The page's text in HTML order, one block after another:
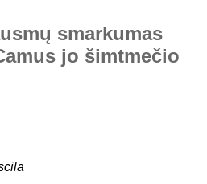
smarkumas
jo šimtmečio